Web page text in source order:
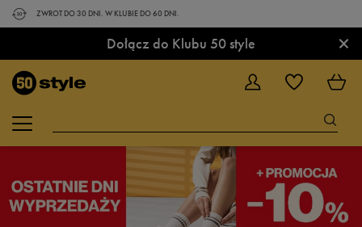
ZWROT DO 30 DNI. W KLUBIE DO 60 DNI.
Dołącz do Klubu 50 style ×